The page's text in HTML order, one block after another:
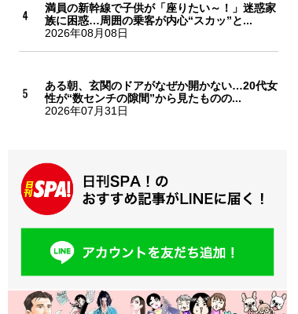
満員の新幹線で子供が「座りたい～！」迷惑家
族に困惑…周囲の乗客が内心“スカッ”と...
2026年08月08日
ある朝、玄関のドアがなぜか開かない…20代女
性が“数センチの隙間”から見たものの...
2026年07月31日